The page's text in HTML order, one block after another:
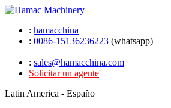
: hamacchina
: 0086-15136236223 (whatsapp)
: sales@hamacchina.com
Solicitar un agente
Latin America - Españo